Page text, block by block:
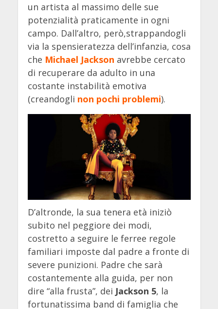
un artista al massimo delle sue
potenzialità praticamente in ogni
campo. Dall’altro, però,strappandogli
via la spensieratezza dell’infanzia, cosa
che Michael Jackson avrebbe cercato
di recuperare da adulto in una
costante instabilità emotiva
(creandogli non pochi problemi).
D’altronde, la sua tenera età iniziò
subito nel peggiore dei modi,
costretto a seguire le ferree regole
familiari imposte dal padre a fronte di
severe punizioni. Padre che sarà
costantemente alla guida, per non
dire “alla frusta”, dei Jackson 5, la
fortunatissima band di famiglia che